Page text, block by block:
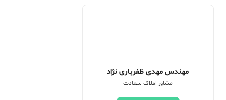
مهندس مهدی ظفریاری نژاد
مشاور املاک سعادت